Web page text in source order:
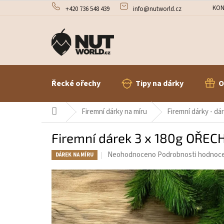
+420 736 548 439 info@nutworld.cz
Řecké ořechy Tipy na dárky
Domů Firemní dárky na míru Firemní dárky -
Firemní dárek 3 x 180g
DÁREK NA MÍRU
Průměrné
produktu
je
0,0
z
5
Neohodnoceno Podrobnosti